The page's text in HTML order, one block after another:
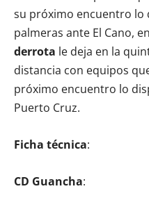
su próximo encuentro lo
palmeras ante El Cano,
derrota le deja en la
distancia con equipos
próximo encuentro lo
Puerto Cruz.
Ficha técnica:
CD Guancha: